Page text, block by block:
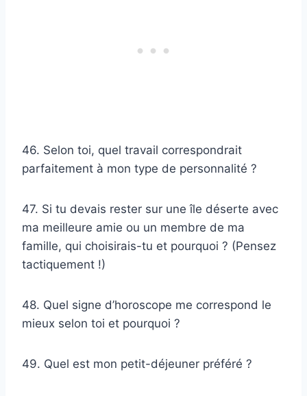
46. Selon toi, quel travail correspondrait
parfaitement à mon type de personnalité ?
47. Si tu devais rester sur une île déserte avec
ma meilleure amie ou un membre de ma
famille, qui choisirais-tu et pourquoi ? (Pensez
tactiquement !)
48. Quel signe d’horoscope me correspond le
mieux selon toi et pourquoi ?
49. Quel est mon petit-déjeuner préféré ?